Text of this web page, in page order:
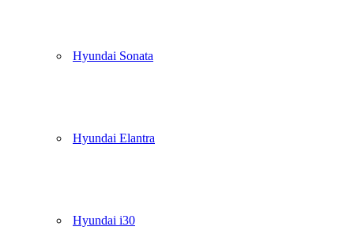
Hyundai Sonata
Hyundai Elantra
Hyundai i30